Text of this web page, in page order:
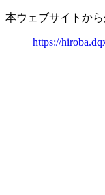
本ウェブサイトか
https://